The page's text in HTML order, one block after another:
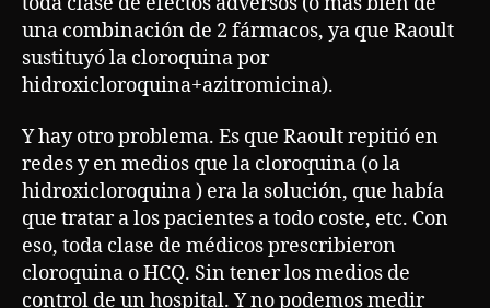
una combinación de 2 fármacos, ya que Raoult
sustituyó la cloroquina por
hidroxicloroquina+azitromicina).
Y hay otro problema. Es que Raoult repitió en
redes y en medios que la cloroquina (o la
hidroxicloroquina ) era la solución, que había
que tratar a los pacientes a todo coste, etc. Con
eso, toda clase de médicos prescribieron
cloroquina o HCQ. Sin tener los medios de
control de un hospital. Y no podemos medir